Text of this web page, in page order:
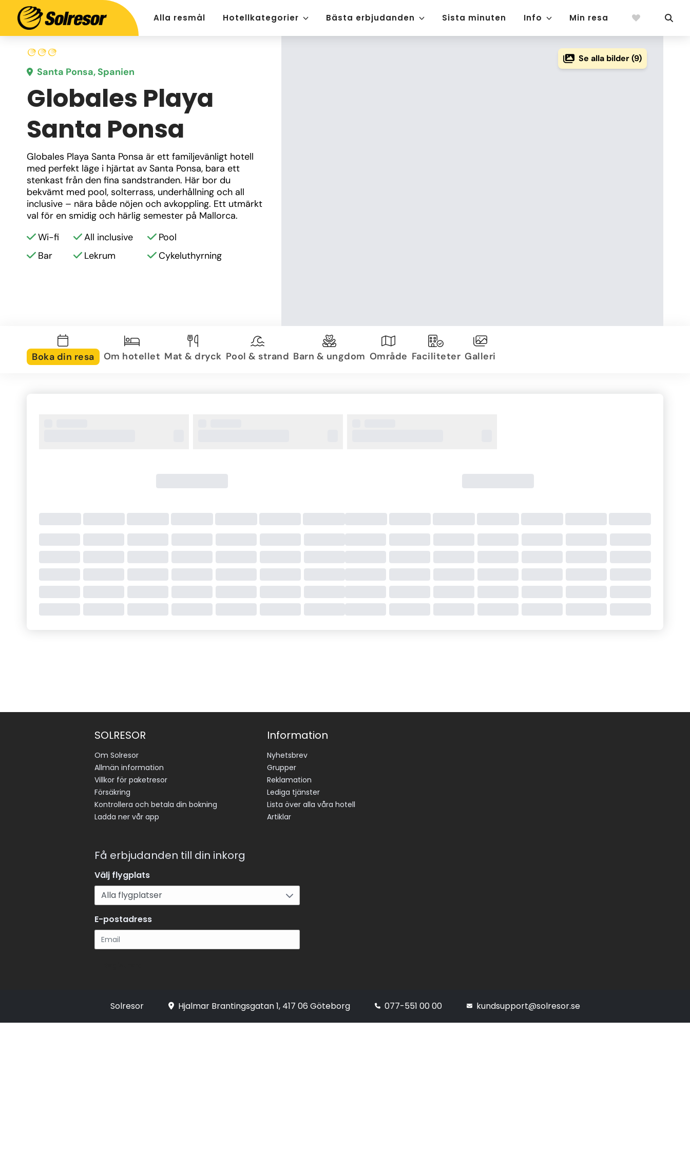
Alla resmål Hotellkategorier Bästa erbjudanden Sista minuten Info Min resa
Santa Ponsa, Spanien
Globales Playa
Santa Ponsa
Globales Playa Santa Ponsa är ett familjevänligt hotell
med perfekt läge i hjärtat av Santa Ponsa, bara ett
stenkast från den fina sandstranden. Här bor du
bekvämt med pool, solterrass, underhållning och all
inclusive – nära både nöjen och avkoppling. Ett utmärkt
val för en smidig och härlig semester på Mallorca.
Wi-fi
All inclusive
Pool
Bar
Lekrum Cykeluthyrning
Se alla bilder (9)
Boka din resa Om hotellet Mat & dryck Pool & strand Barn & ungdom Område Faciliteter Galleri
SOLRESOR
Om Solresor
Allmän information
Villkor för paketresor
Försäkring
Kontrollera och betala din bokning
Ladda ner vår app
Information
Nyhetsbrev
Grupper
Reklamation
Lediga tjänster
Lista över alla våra hotell
Artiklar
Få erbjudanden till din inkorg
Välj flygplats
E-postadress
Solresor Hjalmar Brantingsgatan 1, 417 06 Göteborg 077-551 00 00 kundsupport@solresor.se